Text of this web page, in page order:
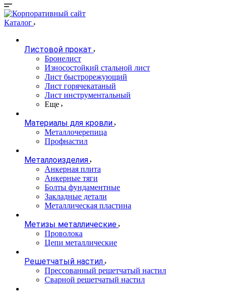
Каталог
Листовой прокат
Бронелист
Износостойкий стальной лист
Лист быстрорежующий
Лист горячекатаный
Лист инструментальный
Еще
Материалы для кровли
Металлочерепица
Профнастил
Металлоизделия
Анкерная плита
Анкерные тяги
Болты фундаментные
Закладные детали
Металлическая пластина
Метизы металлические
Проволока
Цепи металлические
Решетчатый настил
Прессованный решетчатый настил
Сварной решетчатый настил